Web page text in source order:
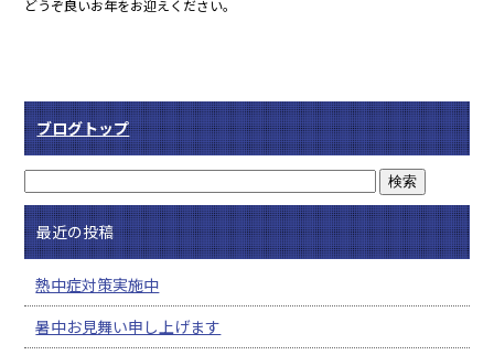
どうぞ良いお年をお迎えください。
ブログトップ
最近の投稿
熱中症対策実施中
暑中お見舞い申し上げます